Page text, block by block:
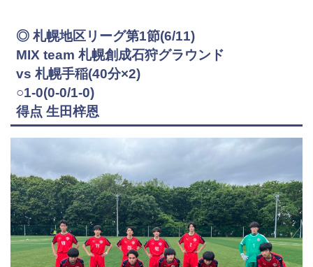
◎ 札幌地区リーグ第1節(6/11)
MIX team 札幌創成石狩グラウンド
vs 札幌手稲(40分×2)
○1-0(0-0/1-0)
得点 生田梓恩